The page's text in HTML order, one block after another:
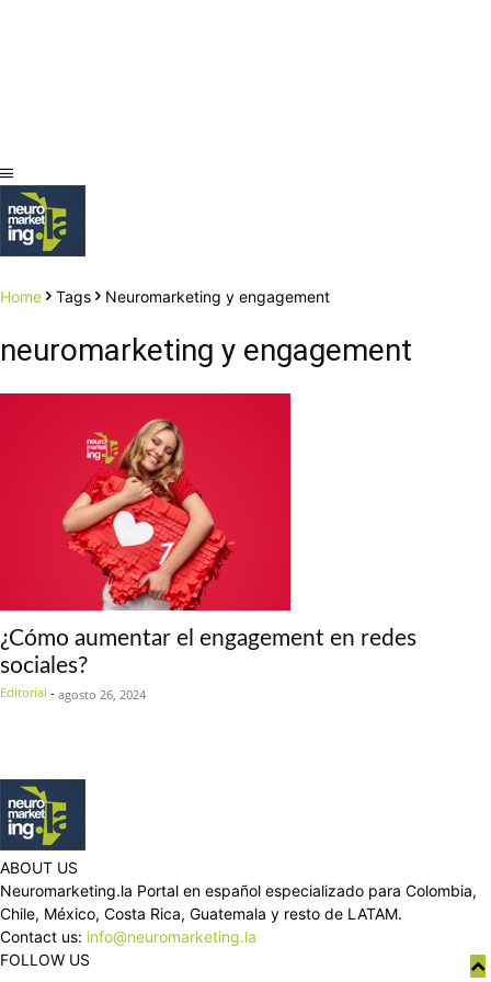
Home Tags Neuromarketing y engagement
neuromarketing y engagement
¿Cómo aumentar el engagement en redes
sociales?
Editorial - agosto 26, 2024
ABOUT US
Neuromarketing.la Portal en español especializado para Colombia,
Chile, México, Costa Rica, Guatemala y resto de LATAM.
Contact us: info@neuromarketing.la
FOLLOW US